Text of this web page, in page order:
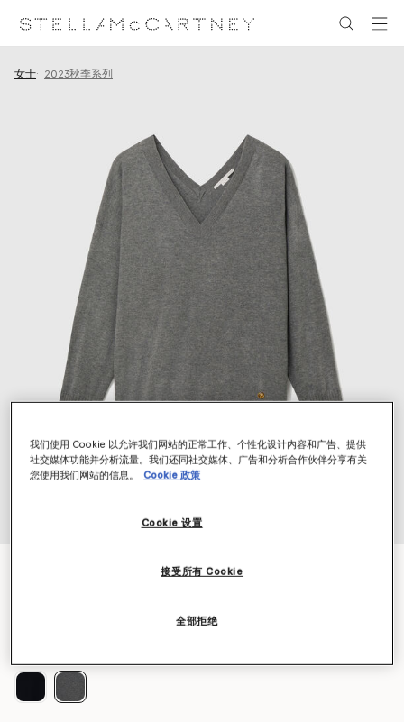
女士 2023秋季系列
Stella Iconics开衩袖口套衫
已选
我们使用 Cookie 以允许我们网站的正常工作、个性化设计内容和广告、提供
社交媒体功能并分析流量。我们还同社交媒体、广告和分析合作伙伴分享有关
您使用我们网站的信息。 Cookie 政策
Cookie 设置
全部拒绝
接受所有 Cookie